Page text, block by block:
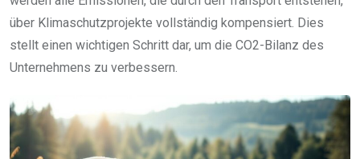
über Klimaschutzprojekte vollständig kompensiert. Dies
stellt einen wichtigen Schritt dar, um die CO2-Bilanz des
Unternehmens zu verbessern.